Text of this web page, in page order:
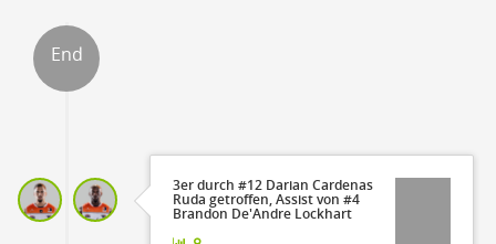
End
3er durch #12 Darian Cardenas
Ruda getroffen, Assist von #4
Brandon De'Andre Lockhart